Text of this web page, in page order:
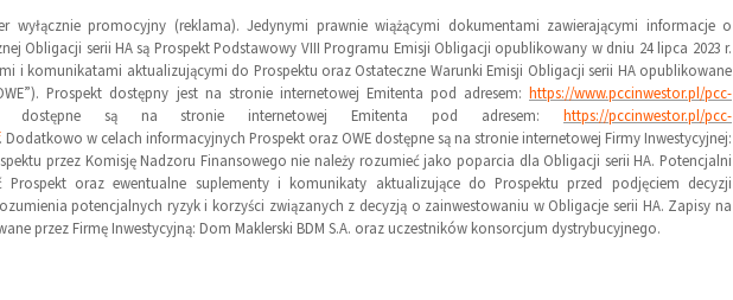
wyłącznie promocyjny (reklama). Jedynymi prawnie wiążącymi dokumentami zawierającymi informacje o
Obligacji serii HA są Prospekt Podstawowy VIII Programu Emisji Obligacji opublikowany w dniu 24 lipca 2023 r.
i komunikatami aktualizującymi do Prospektu oraz Ostateczne Warunki Emisji Obligacji serii HA opublikowane
Prospekt dostępny jest na stronie internetowej Emitenta pod adresem: https://www.pccinwestor.pl/pcc-
dostępne są na stronie internetowej Emitenta pod adresem: https://pccinwestor.pl/pcc-
. Dodatkowo w celach informacyjnych Prospekt oraz OWE dostępne są na stronie internetowej Firmy Inwestycyjnej:
przez Komisję Nadzoru Finansowego nie należy rozumieć jako poparcia dla Obligacji serii HA. Potencjalni
Prospekt oraz ewentualne suplementy i komunikaty aktualizujące do Prospektu przed podjęciem decyzji
potencjalnych ryzyk i korzyści związanych z decyzją o zainwestowaniu w Obligacje serii HA. Zapisy na
przez Firmę Inwestycyjną: Dom Maklerski BDM S.A. oraz uczestników konsorcjum dystrybucyjnego.